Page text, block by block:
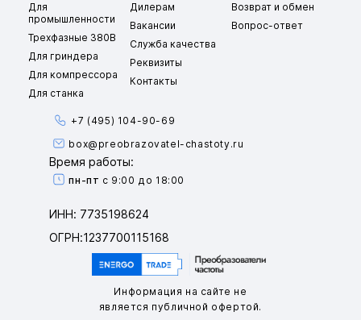
Для
промышленности
Трехфазные 380В
Для гриндера
Для компрессора
Для станка
Дилерам
Вакансии
Служба качества
Реквизиты
Контакты
Возврат и обмен
Вопрос-ответ
+7 (495) 104-90-69
box@preobrazovatel-chastoty.ru
Время работы:
пн-пт с 9:00 до 18:00
ИНН: 7735198624
ОГРН:1237700115168
Информация на сайте не
является публичной офертой.